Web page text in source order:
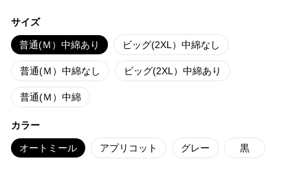
サイズ
普通(Ｍ）中綿あり ビッグ(2XL）中綿なし
普通(Ｍ）中綿なし ビッグ(2XL）中綿あり
普通(Ｍ）中綿
カラー
オートミール アプリコット グレー 黒